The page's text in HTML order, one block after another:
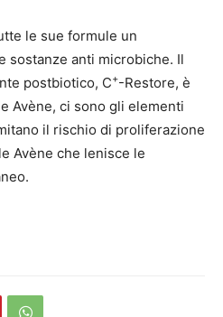
le sue formule un
sostanze anti microbiche. Il
postbiotico, C+-Restore, è
Avène, ci sono gli elementi
il rischio di proliferazione
Avène che lenisce le